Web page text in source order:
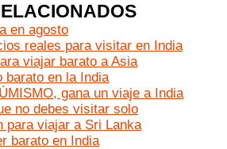
en agosto
reales para visitar en India
viajar barato a Asia
barato en la India
gana un viaje a India
no debes visitar solo
para viajar a Sri Lanka
barato en India